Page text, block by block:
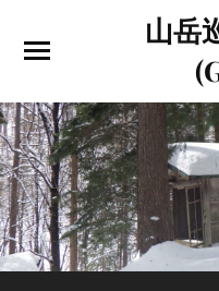
山岳